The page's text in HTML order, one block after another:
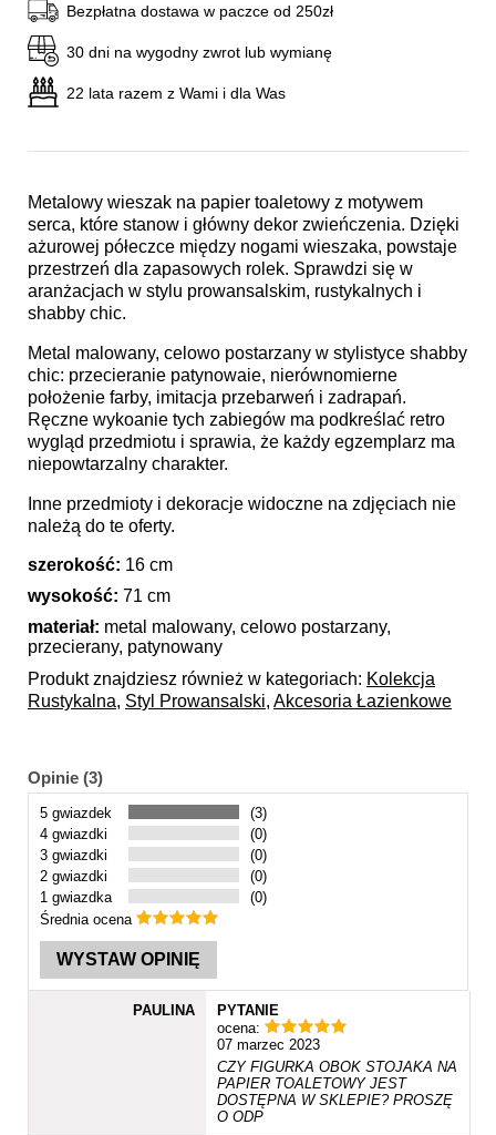
Metalowy wieszak na papier toaletowy z motywem
serca, które stanow i główny dekor zwieńczenia. Dzięki
ażurowej półeczce między nogami wieszaka, powstaje
przestrzeń dla zapasowych rolek. Sprawdzi się w
aranżacjach w stylu prowansalskim, rustykalnych i
shabby chic.
Metal malowany, celowo postarzany w stylistyce shabby
chic: przecieranie patynowaie, nierównomierne
położenie farby, imitacja przebarweń i zadrapań.
Ręczne wykoanie tych zabiegów ma podkreślać retro
wygląd przedmiotu i sprawia, że każdy egzemplarz ma
niepowtarzalny charakter.
Inne przedmioty i dekoracje widoczne na zdjęciach nie
należą do te oferty.
szerokość: 16 cm
wysokość: 71 cm
materiał: metal malowany, celowo postarzany,
przecierany, patynowany
Produkt znajdziesz również w kategoriach: Kolekcja
Rustykalna, Styl Prowansalski, Akcesoria Łazienkowe
Bezpłatna dostawa w paczce od 250zł
30 dni na wygodny zwrot lub wymianę
22 lata razem z Wami i dla Was
Opinie (3)
5 gwiazdek
(3)
4 gwiazdki
(0)
3 gwiazdki
(0)
2 gwiazdki
(0)
1 gwiazdka
(0)
Średnia ocena
WYSTAW OPINIĘ
PAULINA
PYTANIE
ocena:
07 marzec 2023
CZY FIGURKA OBOK STOJAKA NA
PAPIER TOALETOWY JEST
DOSTĘPNA W SKLEPIE? PROSZĘ
O ODP